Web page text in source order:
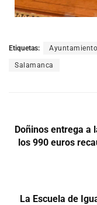
Etiquetas: Ayuntamiento
Salamanca
Doñinos entrega a
los 990 euros
La Escuela de